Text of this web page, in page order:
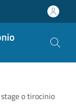
o tirocinio